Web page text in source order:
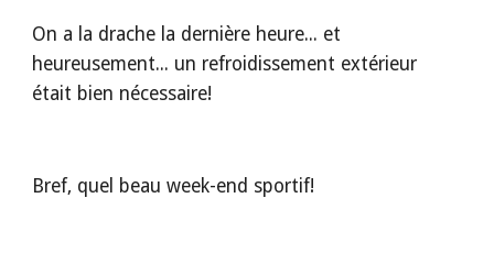
On a la drache la dernière heure... et
heureusement... un refroidissement extérieur
était bien nécessaire!
Bref, quel beau week-end sportif!